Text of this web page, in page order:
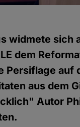
widmete sich
dem
Persiflage auf
aus dem
Autor